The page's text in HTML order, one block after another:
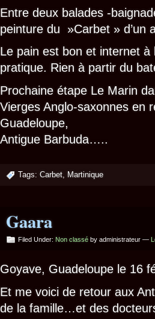
Entre deux balades -
peinture du »Carbet » d’un
Le pain est bon et internet
pratique. Rien à partir du
Prochaine étape Le Marin
Vierges Anglo-saxonnes en
Guadeloupe,
Antigue Barbuda…..
Tags: Carbet, Martinique
Gaara
Filed Under: Non classé by administrateur —
Goyave, Guadeloupe le 16
Et me voici de retour aux
de la famille…et des